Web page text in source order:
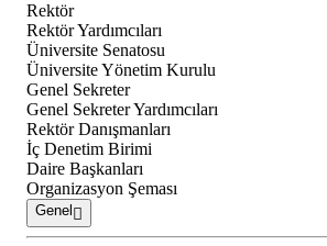
Rektör
Rektör Yardımcıları
Üniversite Senatosu
Üniversite Yönetim Kurulu
Genel Sekreter
Genel Sekreter Yardımcıları
Rektör Danışmanları
İç Denetim Birimi
Daire Başkanları
Organizasyon Şeması
Genel